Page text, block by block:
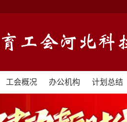
工会概况 办公机构 计划总结